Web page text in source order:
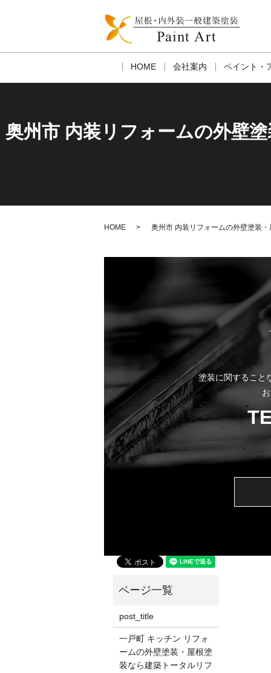
HOME 会社案内 ペイント・
奥州市 内装リフォームの外壁
HOME 奥州市 内装リフォームの外壁塗装
塗装に関すること
post_title
一戸町 キッチン リフォ
ームの外壁塗装・屋根塗
装なら建築トータルリフ